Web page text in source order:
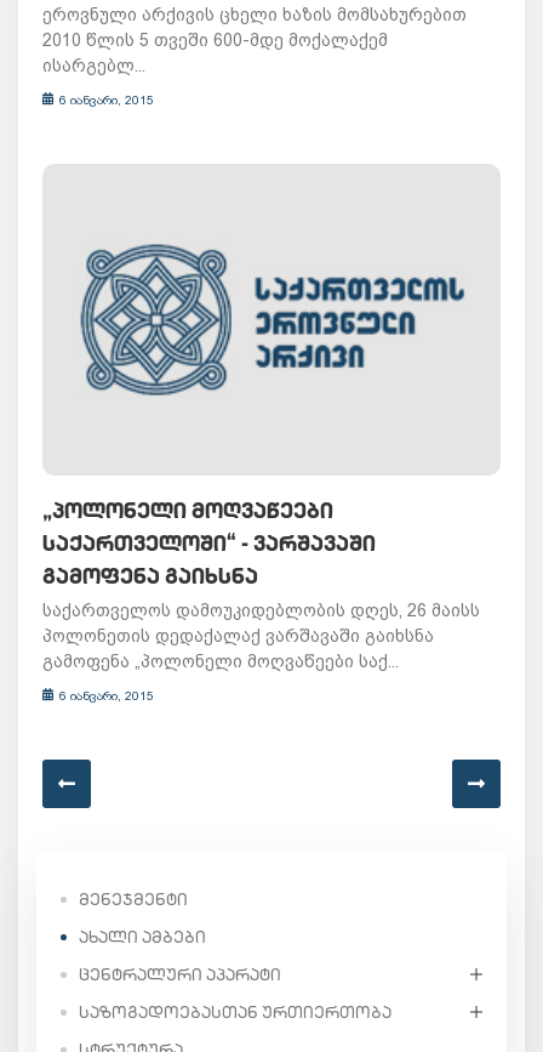
ეროვნული არქივის ცხელი ხაზის მომსახურებით
2010 წლის 5 თვეში 600-მდე მოქალაქემ
ისარგებლ...
6 იანვარი, 2015
„ᲞᲝᲚᲝᲜᲔᲚᲘ ᲛᲝᲦᲕᲐᲬᲔᲔᲑᲘ
ᲡᲐᲥᲐᲠᲗᲕᲔᲚᲝᲨᲘ“ - ᲕᲐᲠᲨᲐᲕᲐᲨᲘ
ᲒᲐᲛᲝᲤᲔᲜᲐ ᲒᲐᲘᲮᲡᲜᲐ
საქართველოს დამოუკიდებლობის დღეს, 26 მაისს
პოლონეთის დედაქალაქ ვარშავაში გაიხსნა
გამოფენა „პოლონელი მოღვაწეები საქ...
6 იანვარი, 2015
ᲛᲔᲜᲔᲯᲛᲔᲜᲢᲘ
ᲐᲮᲐᲚᲘ ᲐᲛᲑᲔᲑᲘ
ᲪᲔᲜᲢᲠᲐᲚᲣᲠᲘ ᲐᲞᲐᲠᲐᲢᲘ
ᲡᲐᲖᲝᲒᲐᲓᲝᲔᲑᲐᲡᲗᲐᲜ ᲣᲠᲗᲘᲔᲠᲗᲝᲑᲐ